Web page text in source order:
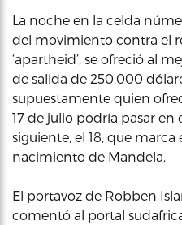
La noche en la celda
del movimiento contra el
‘apartheid’, se ofreció al
de salida de 250,000
supuestamente quien
17 de julio podría pasar en
siguiente, el 18, que
nacimiento de Mandela.
El portavoz de Robben
comentó al portal